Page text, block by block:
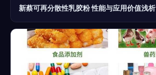
新蔡可再分散性乳胶粉 性能与应用价值浅析